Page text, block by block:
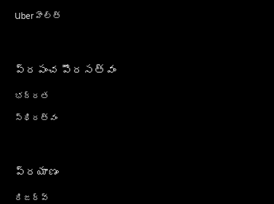
Uber హెల్త్
ప్రపంచ పౌరసత్వం
భద్రత
స్థిరత్వం
ప్రయాణం
రిజర్వ్